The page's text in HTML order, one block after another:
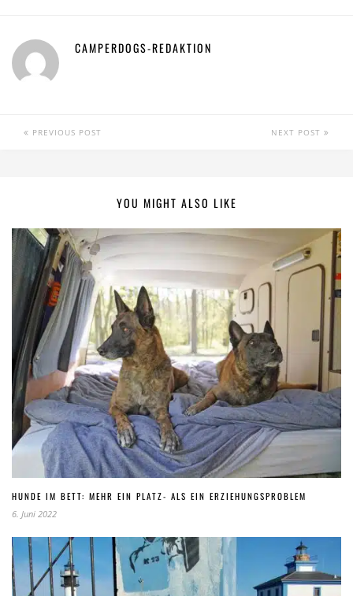
CAMPERDOGS-REDAKTION
PREVIOUS POST NEXT POST
YOU MIGHT ALSO LIKE
HUNDE IM BETT: MEHR EIN PLATZ- ALS EIN ERZIEHUNGSPROBLEM
6. Juni 2022